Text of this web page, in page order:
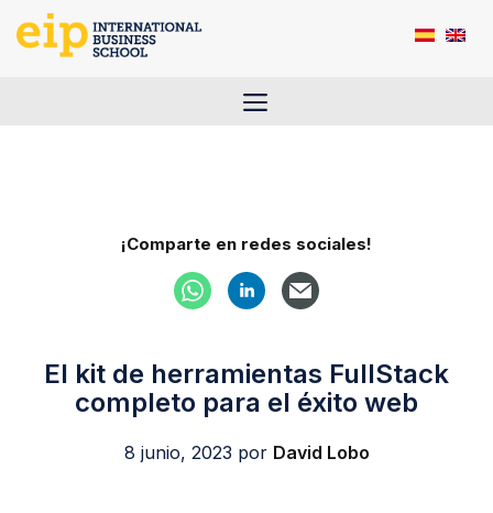
Saltar
Menú
¡Comparte en redes sociales!
El kit de herramientas FullStack
completo para el éxito web
8 junio, 2023 por David Lobo